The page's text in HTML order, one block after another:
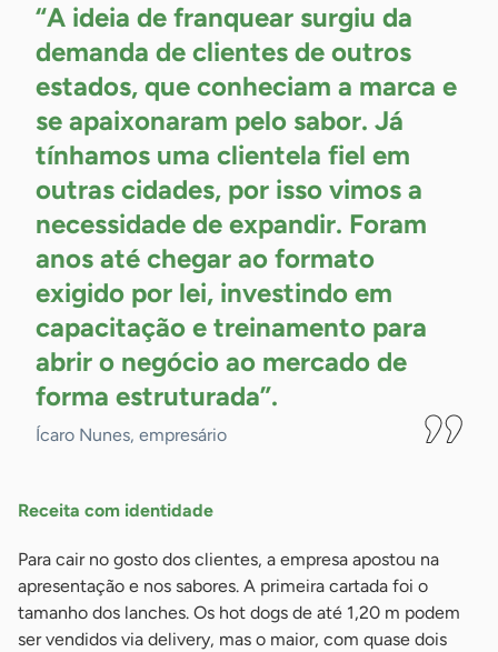
“A ideia de franquear surgiu da
demanda de clientes de outros
estados, que conheciam a marca e
se apaixonaram pelo sabor. Já
tínhamos uma clientela fiel em
outras cidades, por isso vimos a
necessidade de expandir. Foram
anos até chegar ao formato
exigido por lei, investindo em
capacitação e treinamento para
abrir o negócio ao mercado de
forma estruturada”.
Ícaro Nunes, empresário
Receita com identidade
Para cair no gosto dos clientes, a empresa apostou na
apresentação e nos sabores. A primeira cartada foi o
tamanho dos lanches. Os hot dogs de até 1,20 m podem
ser vendidos via delivery, mas o maior, com quase dois